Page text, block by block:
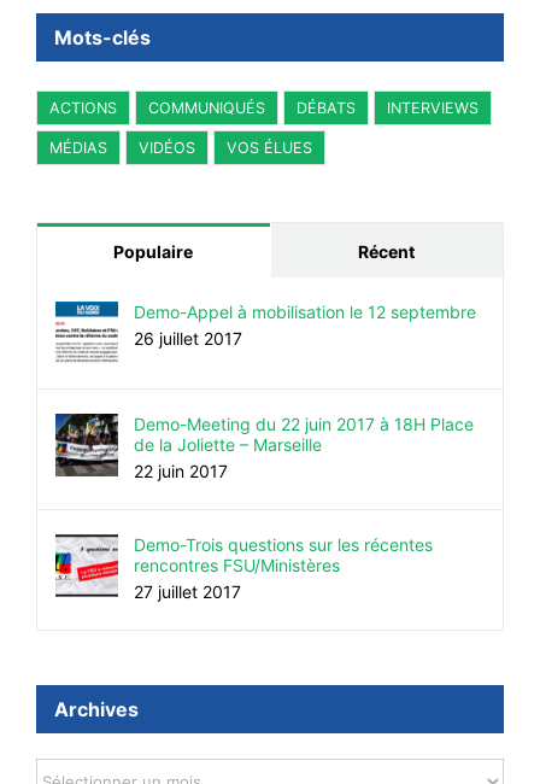
Mots-clés
ACTIONS COMMUNIQUÉS DÉBATS INTERVIEWS
MÉDIAS VIDÉOS VOS ÉLUES
Populaire Récent
Demo-Appel à mobilisation le 12 septembre
26 juillet 2017
Demo-Meeting du 22 juin 2017 à 18H Place
de la Joliette – Marseille
22 juin 2017
Demo-Trois questions sur les récentes
rencontres FSU/Ministères
27 juillet 2017
Archives
Archives